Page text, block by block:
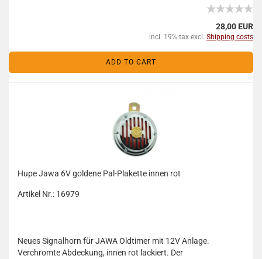
28,00 EUR
incl. 19% tax excl. Shipping costs
ADD TO CART
Hupe Jawa 6V goldene Pal-Plakette innen rot
Artikel Nr.: 16979
Neues Signalhorn für JAWA Oldtimer mit 12V Anlage.
Verchromte Abdeckung, innen rot lackiert. Der